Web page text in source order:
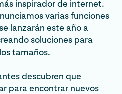
inspirador de internet.
varias funciones
lanzarán este año a
soluciones para
tamaños.
descubren que
para encontrar nuevos